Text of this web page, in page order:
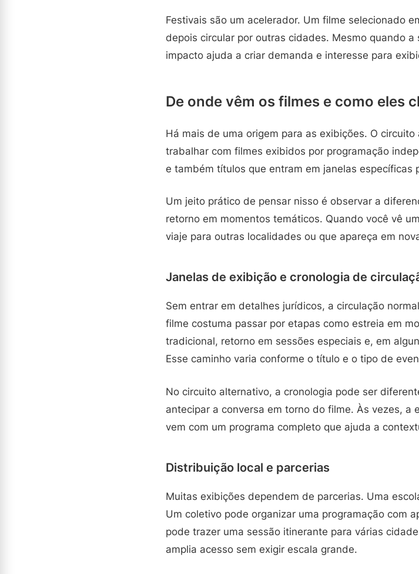
Festivais são um acelerador. Um filme selecionado
depois circular por outras cidades. Mesmo quando
impacto ajuda a criar demanda e interesse para
De onde vêm os filmes e como eles
Há mais de uma origem para as exibições. O
trabalhar com filmes exibidos por programação
e também títulos que entram em janelas específicas
Um jeito prático de pensar nisso é observar a
retorno em momentos temáticos. Quando você vê
viaje para outras localidades ou que apareça em
Janelas de exibição e cronologia de
Sem entrar em detalhes jurídicos, a circulação
filme costuma passar por etapas como estreia em
tradicional, retorno em sessões especiais e, em
Esse caminho varia conforme o título e o tipo de
No circuito alternativo, a cronologia pode ser
antecipar a conversa em torno do filme. Às vezes, a
vem com um programa completo que ajuda a
Distribuição local e parcerias
Muitas exibições dependem de parcerias. Uma
Um coletivo pode organizar uma programação com
pode trazer uma sessão itinerante para várias
amplia acesso sem exigir escala grande.